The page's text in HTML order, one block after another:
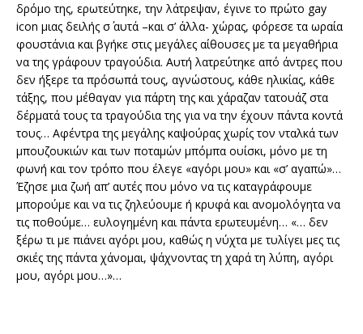
δρόμο της, ερωτεύτηκε, την λάτρεψαν, έγινε το πρώτο gay
icon μιας δειλής σ΄ αυτά –και σ’ άλλα- χώρας, φόρεσε τα ωραία
φουστάνια και βγήκε στις μεγάλες αίθουσες με τα μεγαθήρια
να της γράφουν τραγούδια. Αυτή λατρεύτηκε από άντρες που
δεν ήξερε τα πρόσωπά τους, αγνώστους, κάθε ηλικίας, κάθε
τάξης, που μέθαγαν για πάρτη της και χάραζαν τατουάζ στα
δέρματά τους τα τραγούδια της για να την έχουν πάντα κοντά
τους… Αφέντρα της μεγάλης καψούρας χωρίς τον νταλκά των
μπουζουκιών και των ποταμών μπόμπα ουίσκι, μόνο με τη
φωνή και τον τρόπο που έλεγε «αγόρι μου» και «σ’ αγαπώ»…
Έζησε μια ζωή απ’ αυτές που μόνο να τις καταγράφουμε
μπορούμε και να τις ζηλεύουμε ή κρυφά και ανομολόγητα να
τις ποθούμε… ευλογημένη και πάντα ερωτευμένη… «… δεν
ξέρω τι με πιάνει αγόρι μου, καθώς η νύχτα με τυλίγει μες τις
σκιές της πάντα χάνομαι, ψάχνοντας τη χαρά τη λύπη, αγόρι
μου, αγόρι μου…»…